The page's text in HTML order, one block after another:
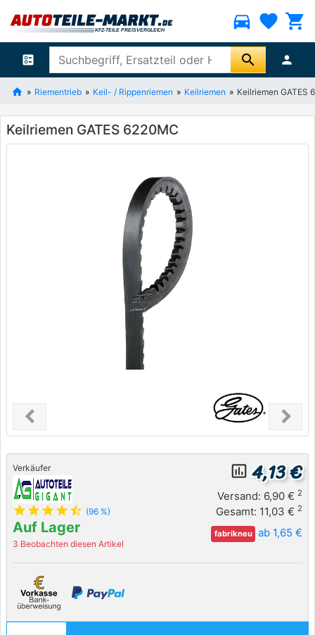
directions_car favorite shopping_cart
ballot search person
Riementrieb Keil- / Rippenriemen Keilriemen Keilriemen GATES
Keilriemen GATES 6220MC
chevron_leftPrevious chevron_right
Next
Verkäufer
star star star star star_half (96 %)
Auf Lager
3 Beobachten diesen Artikel
insert_chart_outlined 4,13 €
Versand: 6,90 € 2
Gesamt: 11,03 € 2
fabrikneu ab 1,65 €